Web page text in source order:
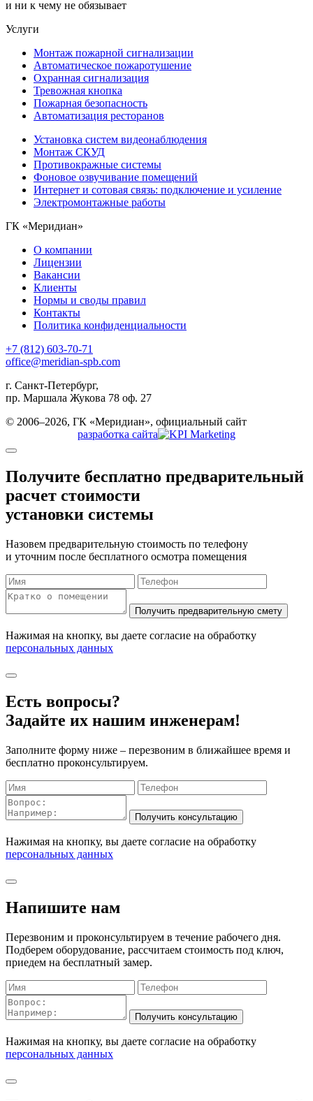
и ни к чему не обязывает
Услуги
Монтаж пожарной сигнализации
Автоматическое пожаротушение
Охранная сигнализация
Тревожная кнопка
Пожарная безопасность
Автоматизация ресторанов
Установка систем видеонаблюдения
Монтаж СКУД
Противокражные системы
Фоновое озвучивание помещений
Интернет и сотовая связь: подключение и усиление
Электромонтажные работы
ГК «Меридиан»
О компании
Лицензии
Вакансии
Клиенты
Нормы и своды правил
Контакты
Политика конфиденциальности
+7 (812) 603-70-71
office@meridian-spb.com
г. Санкт-Петербург,
пр. Маршала Жукова 78 оф. 27
© 2006–2026, ГК «Меридиан», официальный сайт
разработка сайта
Получите бесплатно предварительный
расчет стоимости
установки системы
Назовем предварительную стоимость по телефону
и уточним после бесплатного осмотра помещения
Нажимая на кнопку, вы даете согласие на обработку
персональных данных
Есть вопросы?
Задайте их нашим инженерам!
Заполните форму ниже – перезвоним в ближайшее время и
бесплатно проконсультируем.
Нажимая на кнопку, вы даете согласие на обработку
персональных данных
Напишите нам
Перезвоним и проконсультируем в течение рабочего дня.
Подберем оборудование, рассчитаем стоимость под ключ,
приедем на бесплатный замер.
Нажимая на кнопку, вы даете согласие на обработку
персональных данных